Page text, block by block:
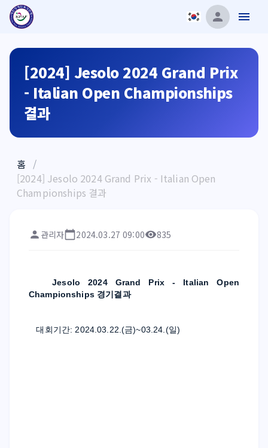
[2024] Jesolo 2024 Grand Prix
- Italian Open Championships
결과
홈 /
[2024] Jesolo 2024 Grand Prix - Italian Open
Championships 결과
관리자 2024.03.27 09:00 835
Jesolo 2024 Grand Prix - Italian Open
Championships 경기결과
대회기간: 2024.03.22.(금)~03.24.(일)